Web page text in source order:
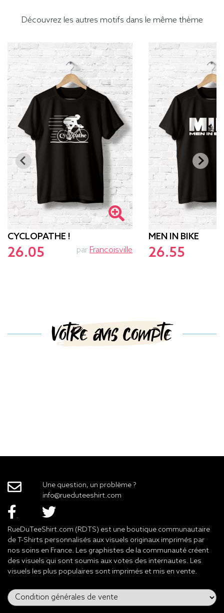
Découvrez les autres motifs dans le même thème
CYCLOPATHE !
26.05 par Francoisville
MEN IN BIKE
26.55
Votre avis compte
Une question, un problème ?
info@rueduteeshirt.com
RueDuTeeShirt.com (RDTS) est une boutique communautaire
de T-Shirts personnalisés aux visuels originaux imprimés par
nos soins en France. Les graphistes de la communauté créent
des visuels qui sont soumis aux votes des internautes. Les
visuels les plus populaires sont imprimés et mis en vente.